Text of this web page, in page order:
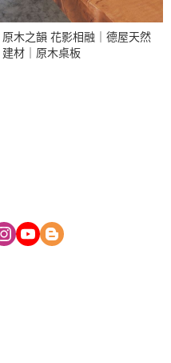
原木之韻 花影相融｜德屋天然
建材｜原木桌板